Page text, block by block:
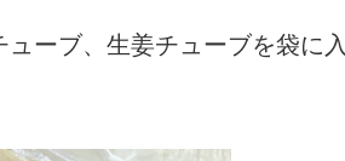
ーブ、生姜チューブを袋に入